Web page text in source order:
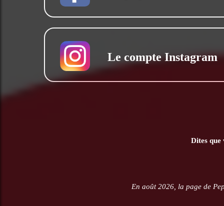
Le compte Instagram
Dites que
En août 2026, la page de